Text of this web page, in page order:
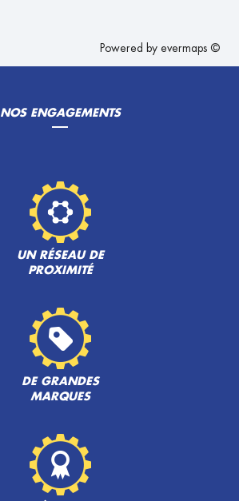
Powered by evermaps ©
NOS ENGAGEMENTS
UN RÉSEAU DE
PROXIMITÉ
DE GRANDES
MARQUES